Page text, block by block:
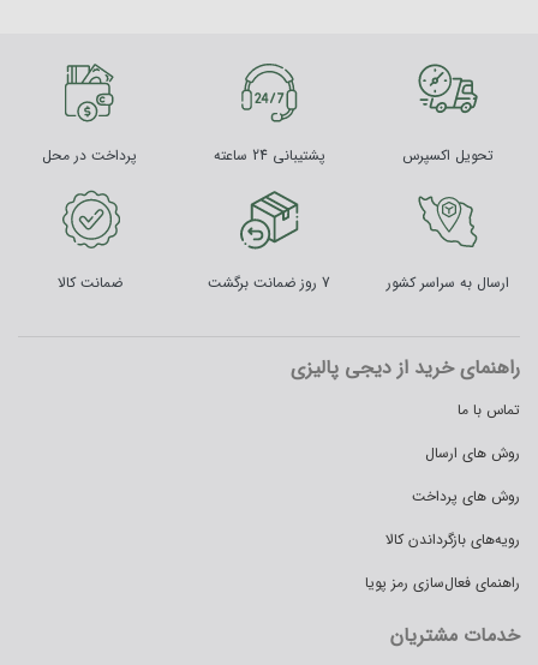
تحویل اکسپرس پشتیبانی 24 ساعته پرداخت در محل
ارسال به سراسر کشور 7 روز ضمانت برگشت ضمانت کالا
راهنمای خرید از دیجی پالیزی
تماس با ما
روش های ارسال
روش های پرداخت
رویه‌های بازگرداندن کالا
راهنمای فعال‌سازی رمز پویا
خدمات مشتریان